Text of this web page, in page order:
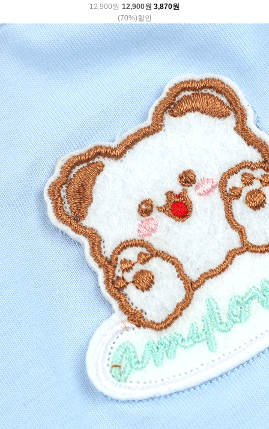
12,900원 12,900원 3,870원
(70%)할인